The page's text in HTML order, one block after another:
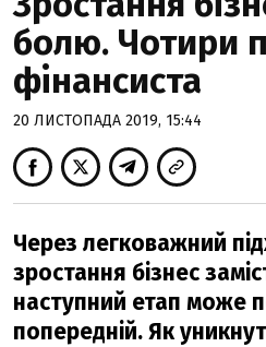
болю. Чотири
фінансиста
20 ЛИСТОПАДА 2019, 15:44
Через легковажний
зростання бізнес
наступний етап може
попередній. Як